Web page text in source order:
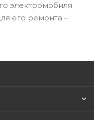
электромобиля
его ремонта –